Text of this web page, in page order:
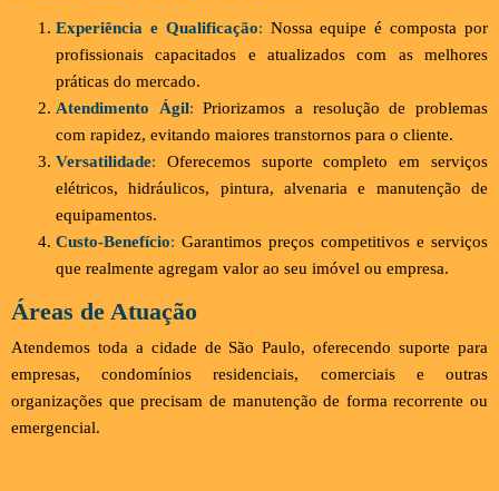
Experiência e Qualificação: Nossa equipe é composta por
profissionais capacitados e atualizados com as melhores
práticas do mercado.
Atendimento Ágil: Priorizamos a resolução de problemas
com rapidez, evitando maiores transtornos para o cliente.
Versatilidade: Oferecemos suporte completo em serviços
elétricos, hidráulicos, pintura, alvenaria e manutenção de
equipamentos.
Custo-Benefício: Garantimos preços competitivos e serviços
que realmente agregam valor ao seu imóvel ou empresa.
Áreas de Atuação
Atendemos toda a cidade de São Paulo, oferecendo suporte para
empresas, condomínios residenciais, comerciais e outras
organizações que precisam de manutenção de forma recorrente ou
emergencial.